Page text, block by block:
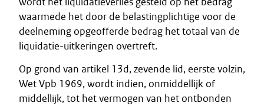
waarmede het door de belastingplichtige voor de
deelneming opgeofferde bedrag het totaal van de
liquidatie-uitkeringen overtreft.
Op grond van artikel 13d, zevende lid, eerste volzin,
Wet Vpb 1969, wordt indien, onmiddellijk of
middellijk, tot het vermogen van het ontbonden